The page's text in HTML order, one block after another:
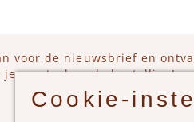
voor de nieuwsbrief en
je eerstvolgende bestelling!
Cookie-